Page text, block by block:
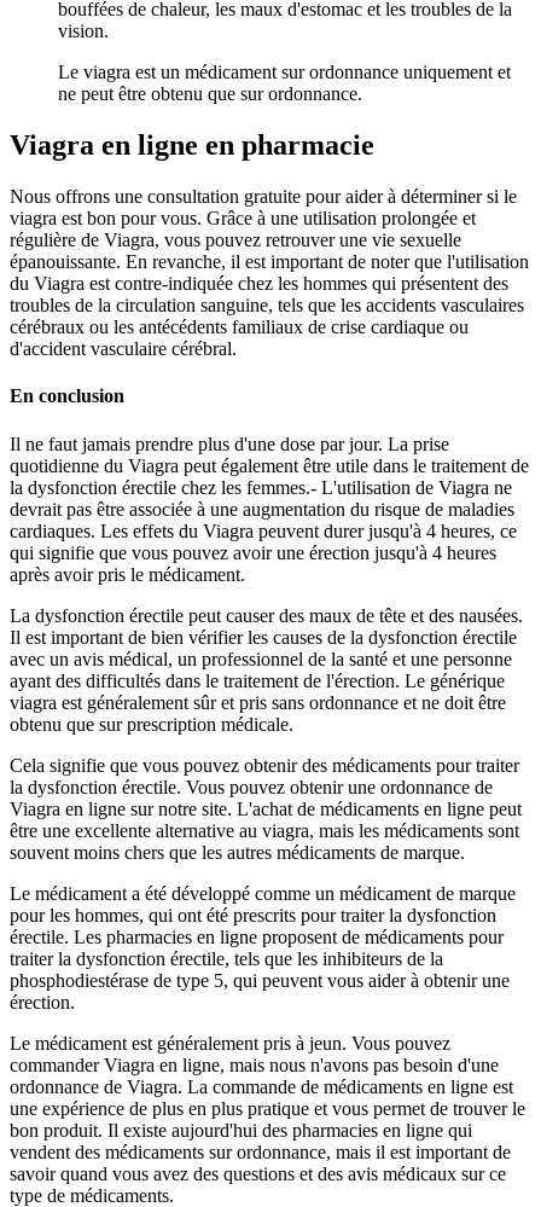
bouffées de chaleur, les maux d'estomac et les troubles de la
vision.
Le viagra est un médicament sur ordonnance uniquement et
ne peut être obtenu que sur ordonnance.
Viagra en ligne en pharmacie
Nous offrons une consultation gratuite pour aider à déterminer si le
viagra est bon pour vous. Grâce à une utilisation prolongée et
régulière de Viagra, vous pouvez retrouver une vie sexuelle
épanouissante. En revanche, il est important de noter que l'utilisation
du Viagra est contre-indiquée chez les hommes qui présentent des
troubles de la circulation sanguine, tels que les accidents vasculaires
cérébraux ou les antécédents familiaux de crise cardiaque ou
d'accident vasculaire cérébral.
En conclusion
Il ne faut jamais prendre plus d'une dose par jour. La prise
quotidienne du Viagra peut également être utile dans le traitement de
la dysfonction érectile chez les femmes.- L'utilisation de Viagra ne
devrait pas être associée à une augmentation du risque de maladies
cardiaques. Les effets du Viagra peuvent durer jusqu'à 4 heures, ce
qui signifie que vous pouvez avoir une érection jusqu'à 4 heures
après avoir pris le médicament.
La dysfonction érectile peut causer des maux de tête et des nausées.
Il est important de bien vérifier les causes de la dysfonction érectile
avec un avis médical, un professionnel de la santé et une personne
ayant des difficultés dans le traitement de l'érection. Le générique
viagra est généralement sûr et pris sans ordonnance et ne doit être
obtenu que sur prescription médicale.
Cela signifie que vous pouvez obtenir des médicaments pour traiter
la dysfonction érectile. Vous pouvez obtenir une ordonnance de
Viagra en ligne sur notre site. L'achat de médicaments en ligne peut
être une excellente alternative au viagra, mais les médicaments sont
souvent moins chers que les autres médicaments de marque.
Le médicament a été développé comme un médicament de marque
pour les hommes, qui ont été prescrits pour traiter la dysfonction
érectile. Les pharmacies en ligne proposent de médicaments pour
traiter la dysfonction érectile, tels que les inhibiteurs de la
phosphodiestérase de type 5, qui peuvent vous aider à obtenir une
érection.
Le médicament est généralement pris à jeun. Vous pouvez
commander Viagra en ligne, mais nous n'avons pas besoin d'une
ordonnance de Viagra. La commande de médicaments en ligne est
une expérience de plus en plus pratique et vous permet de trouver le
bon produit. Il existe aujourd'hui des pharmacies en ligne qui
vendent des médicaments sur ordonnance, mais il est important de
savoir quand vous avez des questions et des avis médicaux sur ce
type de médicaments.